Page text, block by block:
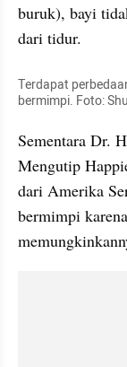
buruk), bayi
dari tidur.
Terdapat
bermimpi. Foto:
Sementara Dr.
Mengutip
dari Amerika
bermimpi